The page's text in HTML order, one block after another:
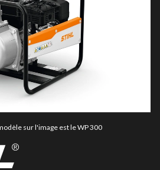
sur l'image est le WP 300